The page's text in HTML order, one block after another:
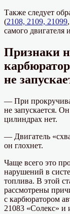
Также следует
(2108, 2109, 21099,
самого двигателя
Признаки
не
— При
не запускается.
цилиндрах нет.
— Двигатель
он глохнет.
Чаще всего это
нарушений в
топлива. В этой
рассмотрены
с карбюратором
21083 «Солекс»